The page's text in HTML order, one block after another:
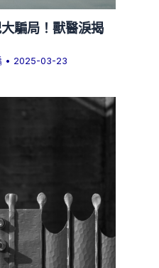
騙局！獸醫淚揭
• 2025-03-23